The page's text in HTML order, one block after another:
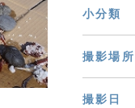
小分類
撮影場所
撮影日